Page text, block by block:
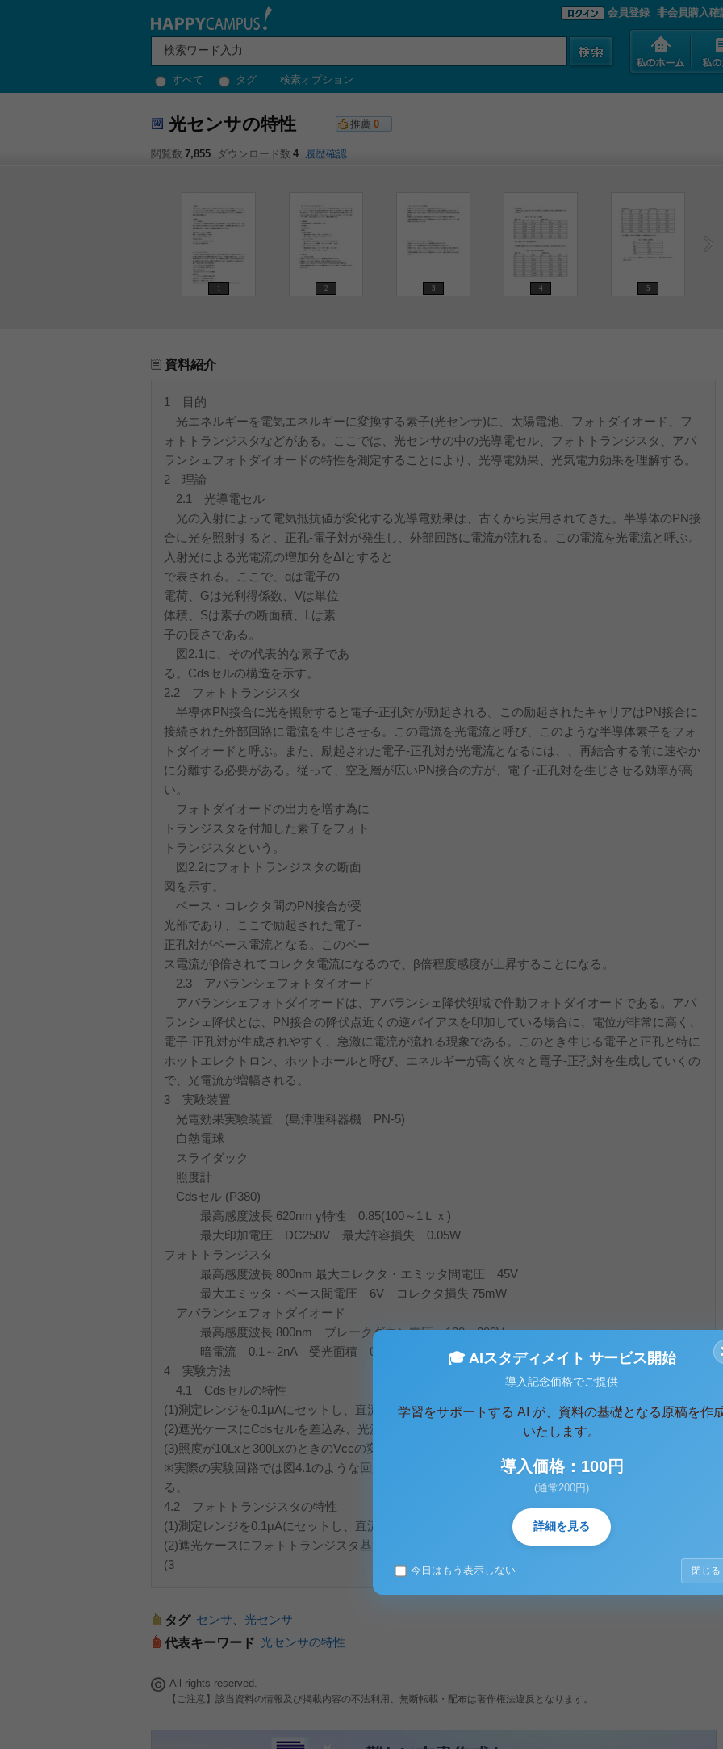
すべて タグ 検索オプション
会員登録 非会員購入確
光センサの特性 推薦 0
閲覧数 7,855 ダウンロード数 4 履歴確認
1 2 3 4 5
資料紹介
1 目的
光エネルギーを電気エネルギーに変換する素子(光センサ)に、太陽電池、フォトダイオード、フ
ォトトランジスタなどがある。ここでは、光センサの中の光導電セル、フォトトランジスタ、アバ
ランシェフォトダイオードの特性を測定することにより、光導電効果、光気電力効果を理解する。
2 理論
2.1 光導電セル
光の入射によって電気抵抗値が変化する光導電効果は、古くから実用されてきた。半導体のPN接
合に光を照射すると、正孔‐電子対が発生し、外部回路に電流が流れる。この電流を光電流と呼ぶ。
入射光による光電流の増加分をΔIとすると
で表される。ここで、qは電子の
電荷、Gは光利得係数、Vは単位
体積、Sは素子の断面積、Lは素
子の長さである。
図2.1に、その代表的な素子であ
る。Cdsセルの構造を示す。
2.2 フォトトランジスタ
半導体PN接合に光を照射すると電子‐正孔対が励起される。この励起されたキャリアはPN接合に
接続された外部回路に電流を生じさせる。この電流を光電流と呼び、このような半導体素子をフォ
トダイオードと呼ぶ。また、励起された電子‐正孔対が光電流となるには、、再結合する前に速やか
に分離する必要がある。従って、空乏層が広いPN接合の方が、電子‐正孔対を生じさせる効率が高
い。
フォトダイオードの出力を増す為に
トランジスタを付加した素子をフォト
トランジスタという。
図2.2にフォトトランジスタの断面
図を示す。
ベース・コレクタ間のPN接合が受
光部であり、ここで励起された電子‐
正孔対がベース電流となる。このベー
ス電流がβ倍されてコレクタ電流になるので、β倍程度感度が上昇することになる。
2.3 アバランシェフォトダイオード
アバランシェフォトダイオードは、アバランシェ降伏領域で作動フォトダイオードである。アバ
ランシェ降伏とは、PN接合の降伏点近くの逆バイアスを印加している場合に、電位が非常に高く、
電子‐正孔対が生成されやすく、急激に電流が流れる現象である。このとき生じる電子と正孔と特に
ホットエレクトロン、ホットホールと呼び、エネルギーが高く次々と電子‐正孔対を生成していくの
で、光電流が増幅される。
3 実験装置
光電効果実験装置 (島津理科器機 PN-5)
白熱電球
スライダック
照度計
Cdsセル (P380)
最高感度波長 620nm γ特性 0.85(100～1Ｌｘ)
最大印加電圧 DC250V 最大許容損失 0.05W
フォトトランジスタ
最高感度波長 800nm 最大コレクタ・エミッタ間電圧 45V
最大エミッタ・ベース間電圧 6V コレクタ損失 75mW
アバランシェフォトダイオード
最高感度波長 800nm ブレークダウン電圧 120～300V
暗電流 0.1～2nA 受光面積 0.03mm
4 実験方法
4.1 Cdsセルの特性
(1)測定レンジを0.1μAにセットし、直流電流計の振れを0にする。
(2)遮光ケースにCdsセルを差込み、光源との距離を50～60cmにする。
(3)照度が10Lxと300LxのときのVccの変化による光電流Ipの変化を測定する。
※実際の実験回路では図4.1のような回路を用いているので、実際のCdsの電圧Vcは次式のようにな
る。
4.2 フォトトランジスタの特性
(1)測定レンジを0.1μAにセットし、直流電流計の振れを0にする。
(2)遮光ケースにフォトトランジスタ基盤を差込み、光源との距離を50～60cmにする。
(3
タグ センサ
光センサ
代表キーワード 光センサの特性
All rights reserved.
【ご注意】該当資料の情報及び掲載内容の不法利用、無断転載・配布は著作権法違反となります。
🎓 AIスタディメイト サービス開始
導入記念価格でご提供
学習をサポートする AI が、資料の基礎となる原稿を作
いたします。
導入価格：100円
(通常200円)
詳細を見る
今日はもう表示しない 閉じる